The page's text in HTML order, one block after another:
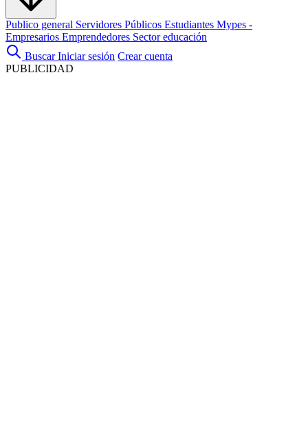
Publico general Servidores Públicos Estudiantes Mypes -
Empresarios Emprendedores Sector educación
Buscar Iniciar sesión Crear cuenta
PUBLICIDAD